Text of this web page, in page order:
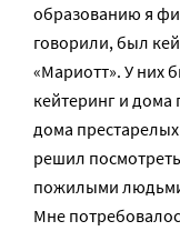
образованию я
говорили, был
«Мариотт». У них
кейтеринг и дома
дома
решил
пожилыми
Мне